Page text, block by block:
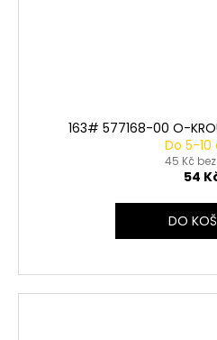
163# 577168-00 O-
Do 5-10
45 Kč bez
54
DO